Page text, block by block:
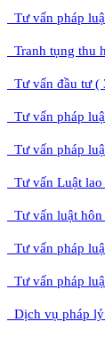
Tư vấn pháp
Tranh tụng thu
Tư vấn đầu tư (
Tư vấn pháp
Tư vấn pháp
Tư vấn Luật
Tư vấn luật
Tư vấn pháp
Tư vấn pháp
Dịch vụ pháp